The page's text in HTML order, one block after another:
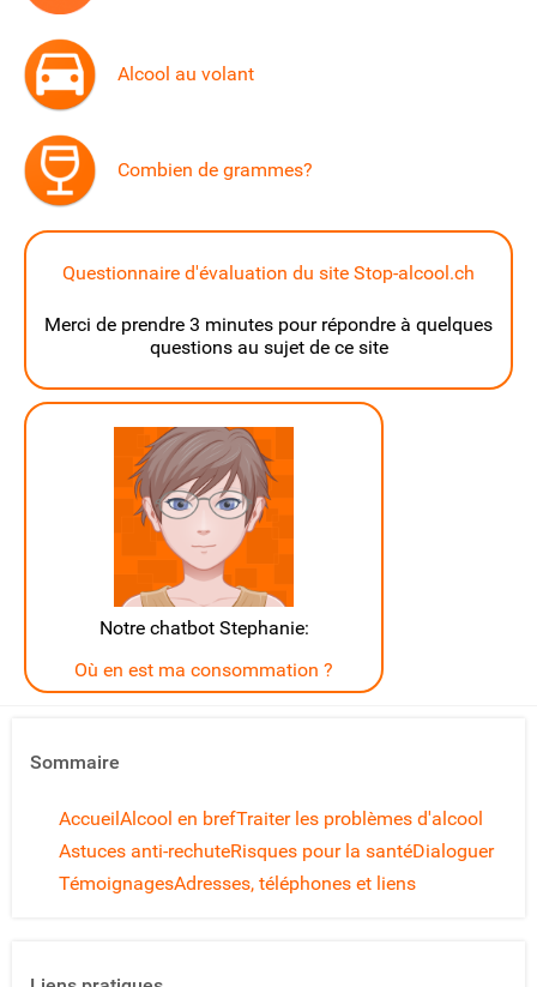
Alcool au volant
Combien de grammes?
Questionnaire d'évaluation du site Stop-alcool.ch
Merci de prendre 3 minutes pour répondre à quelques
questions au sujet de ce site
Notre chatbot Stephanie:
Où en est ma consommation ?
Sommaire
Accueil Alcool en brefTraiter les problèmes d'alcool
Astuces anti-rechuteRisques pour la santéDialoguer
TémoignagesAdresses, téléphones et liens